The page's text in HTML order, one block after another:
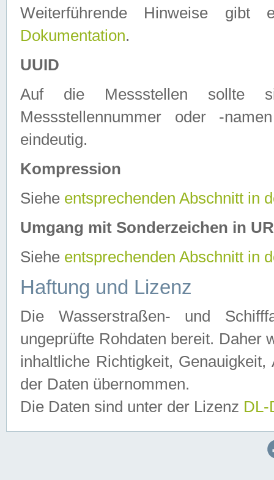
Weiterführende Hinweise
Dokumentation.
UUID
Auf die Messstellen sollte
Messstellennummer oder -
eindeutig.
Kompression
Siehe entsprechenden Abschnitt in
Umgang mit Sonderzeichen in
Siehe entsprechenden Abschnitt in
Haftung und Lizenz
Die Wasserstraßen- und
ungeprüfte Rohdaten bereit. Daher
inhaltliche Richtigkeit,
der Daten übernommen.
Die Daten sind unter der Lizenz